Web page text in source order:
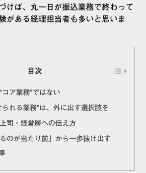
けば、丸一日が振込業務で終わって
ある経理担当者も多いと思いま
目次
コア業務”ではない
られる業務”は、外に出す選択肢を
上司・経営層への伝え方
るのが当たり前」から一歩抜け出す